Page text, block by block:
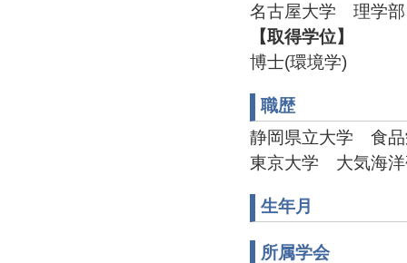
名古屋大学 理学
【取得学位】
博士(環境学)
職歴
静岡県立大学 食
東京大学 大気海
生年月
所属学会